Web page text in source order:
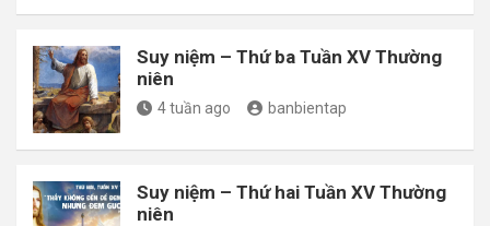
Suy niệm – Thứ ba Tuần XV Thường
niên
4 tuần ago banbientap
Suy niệm – Thứ hai Tuần XV Thường
niên